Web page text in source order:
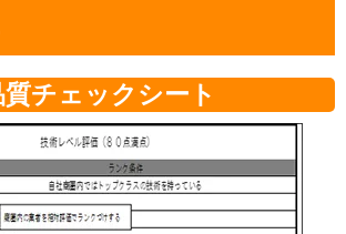
質チェックシート